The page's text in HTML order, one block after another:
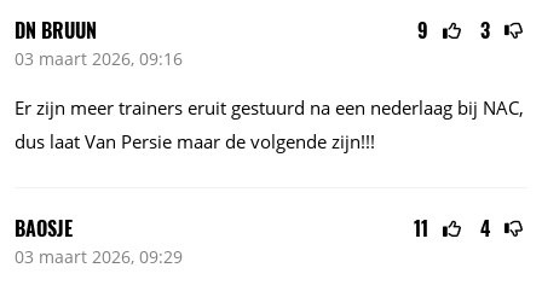
9 3
DN BRUUN
03 maart 2026, 09:16
Er zijn meer trainers eruit gestuurd na een nederlaag bij NAC,
dus laat Van Persie maar de volgende zijn!!!
11 4
BAOSJE
03 maart 2026, 09:29